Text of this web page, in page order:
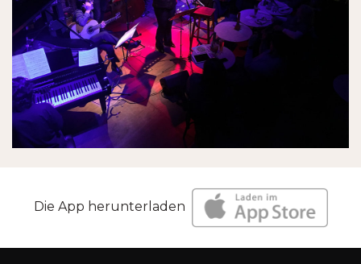
Die App herunterladen